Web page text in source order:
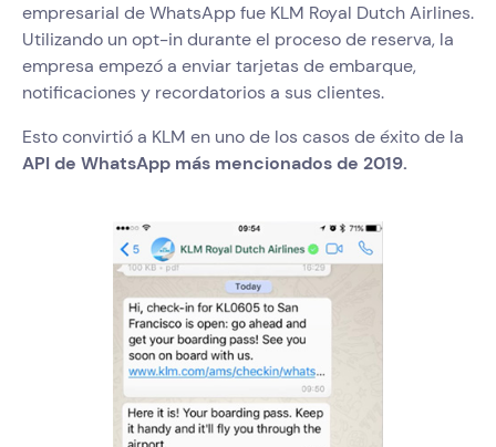
empresarial de WhatsApp fue KLM Royal Dutch Airlines.
Utilizando un opt-in durante el proceso de reserva, la
empresa empezó a enviar tarjetas de embarque,
notificaciones y recordatorios a sus clientes.
Esto convirtió a KLM en uno de los casos de éxito de la
API de WhatsApp más mencionados de 2019.